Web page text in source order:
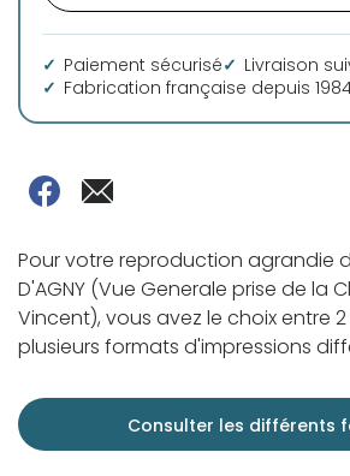
Paiement sécurisé
Livraison
Fabrication française depuis
Pour votre reproduction agrandie de
D'AGNY (Vue Generale prise de la
Vincent), vous avez le choix entre
plusieurs formats d'impressions
Consulter les différents